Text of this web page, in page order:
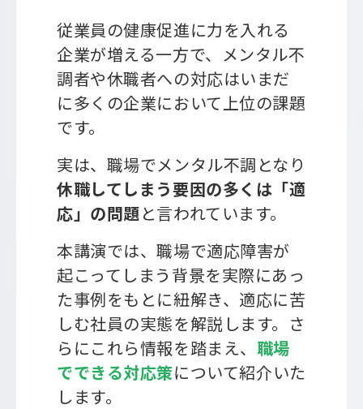
従業員の健康促進に力を入れる
企業が増える一方で、メンタル不
調者や休職者への対応はいまだ
に多くの企業において上位の課題
です。
実は、職場でメンタル不調となり
休職してしまう要因の多くは「適
応」の問題 と言われています。
本講演では、職場で適応障害が
起こってしまう背景を実際にあっ
た事例をもとに紐解き、適応に苦
しむ社員の実態を解説します。さ
らにこれら情報を踏まえ、 職場
でできる対応策について紹介いた
します。